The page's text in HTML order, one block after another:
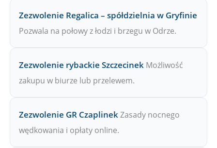
Zezwolenie Regalica – spółdzielnia w Gryfinie
Pozwala na połowy z łodzi i brzegu w Odrze.
Zezwolenie rybackie Szczecinek Możliwość
zakupu w biurze lub przelewem.
Zezwolenie GR CzaplinekZasady nocnego
wędkowania i opłaty online.